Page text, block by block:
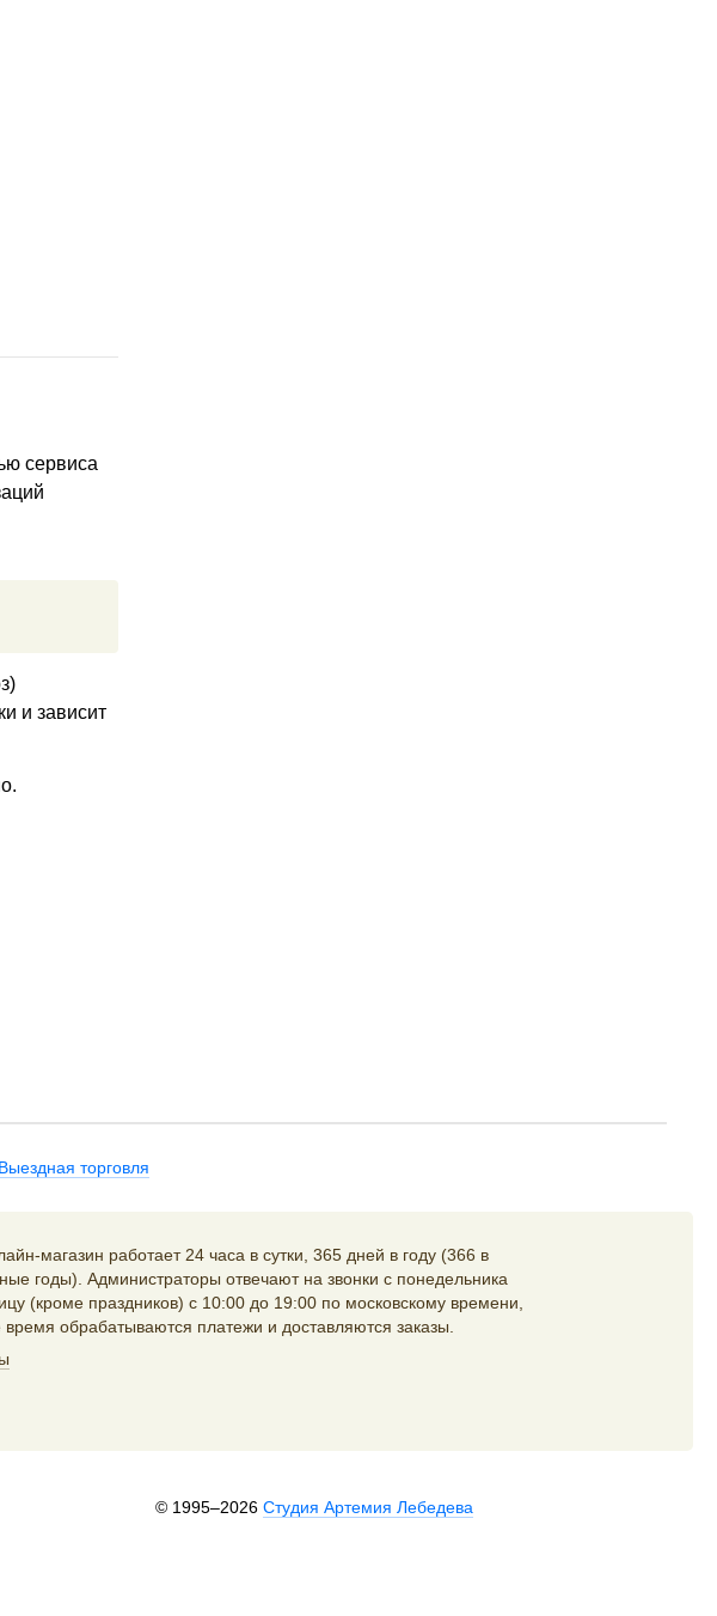
сервиса
и зависит
Выездная торговля
магазин работает 24 часа в сутки, 365 дней в году (366 в
годы). Администраторы отвечают на звонки с понедельника
(кроме праздников) с 10:00 до 19:00 по московскому времени,
время обрабатываются платежи и доставляются заказы.
© 1995–2026 Студия Артемия Лебедева